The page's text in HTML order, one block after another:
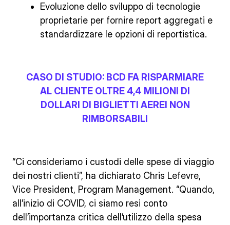
Evoluzione dello sviluppo di tecnologie
proprietarie per fornire report aggregati e
standardizzare le opzioni di reportistica.
CASO DI STUDIO: BCD FA RISPARMIARE
AL CLIENTE OLTRE 4,4 MILIONI DI
DOLLARI DI BIGLIETTI AEREI NON
RIMBORSABILI
“Ci consideriamo i custodi delle spese di viaggio
dei nostri clienti”, ha dichiarato Chris Lefevre,
Vice President, Program Management. “Quando,
all’inizio di COVID, ci siamo resi conto
dell’importanza critica dell’utilizzo della spesa